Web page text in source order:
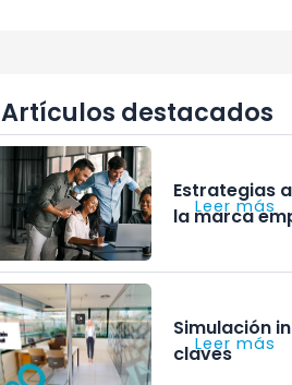
Artículos destacados
Estrategias
la marca
Leer más
Simulación
claves
Leer más